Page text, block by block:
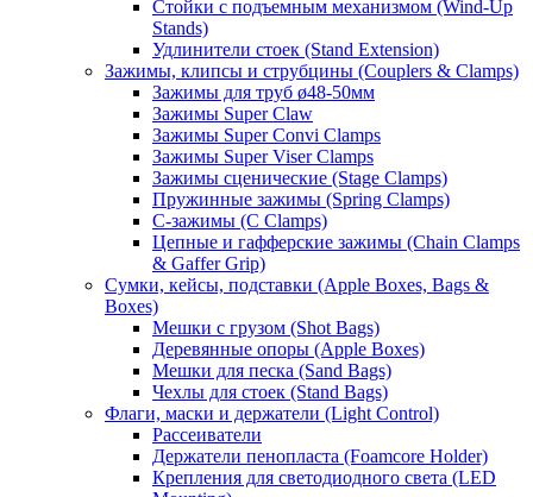
Стойки с подъемным механизмом (Wind-Up
Stands)
Удлинители стоек (Stand Extension)
Зажимы, клипсы и струбцины (Couplers & Clamps)
Зажимы для труб ø48-50мм
Зажимы Super Claw
Зажимы Super Convi Clamps
Зажимы Super Viser Clamps
Зажимы сценические (Stage Clamps)
Пружинные зажимы (Spring Clamps)
С-зажимы (C Clamps)
Цепные и гафферские зажимы (Chain Clamps
& Gaffer Grip)
Сумки, кейсы, подставки (Apple Boxes, Bags &
Boxes)
Мешки с грузом (Shot Bags)
Деревянные опоры (Apple Boxes)
Мешки для песка (Sand Bags)
Чехлы для стоек (Stand Bags)
Флаги, маски и держатели (Light Control)
Рассеиватели
Держатели пенопласта (Foamcore Holder)
Крепления для светодиодного света (LED